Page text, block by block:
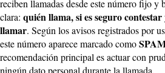
reciben llamadas desde este número fijo y
clara: quién llama, si es seguro
llamar. Según los avisos registrados por
este número aparece marcado como
recomendación principal es actuar con